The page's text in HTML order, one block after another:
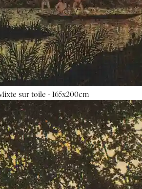
sur toile - 165x200cm